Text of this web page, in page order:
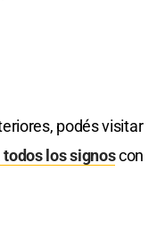
podés visitar
todos los signoscon